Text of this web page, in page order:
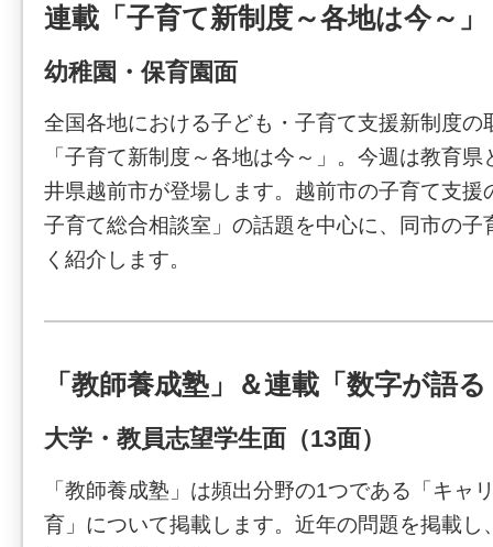
連載「子育て新制度～各地は今～」
幼稚園・保育園面
全国各地における子ども・子育て支援新制度の
「子育て新制度～各地は今～」。今週は教育
井県越前市が登場します。越前市の子育て支援
子育て総合相談室」の話題を中心に、同市の子
く紹介します。
「教師養成塾」＆連載「数字が語
大学・教員志望学生面（13面）
「教師養成塾」は頻出分野の1つである「キャ
育」について掲載します。近年の問題を掲載し